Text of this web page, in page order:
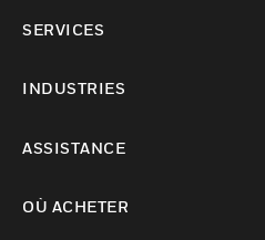
SERVICES
INDUSTRIES
ASSISTANCE
OÙ ACHETER